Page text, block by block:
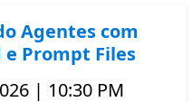
Agentes com
e Prompt Files
| 10:30 PM